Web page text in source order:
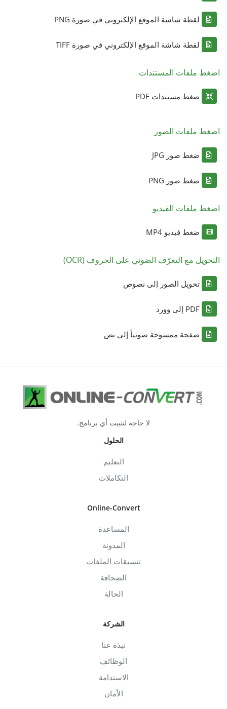
لقطة شاشة الموقع الإلكتروني في صورة PNG
لقطة شاشة الموقع الإلكتروني في صورة TIFF
اضغط ملفات المستندات
ضغط مستندات PDF
اضغط ملفات الصور
ضغط صور JPG
ضغط صور PNG
اضغط ملفات الفيديو
ضغط فيديو MP4
التحويل مع التعرّف الضوئي على الحروف (OCR)
تحويل الصور إلى نصوص
PDF إلى وورد
صفحة ممسوحة ضوئياً إلى نص
لا حاجة لتثبيت أي برنامج.
الحلول
التعليم
التكاملات
Online-Convert
المساعدة
المدونة
تنسيقات الملفات
الصحافة
الحالة
الشركة
نبذة عنا
الوظائف
الاستدامة
الأمان